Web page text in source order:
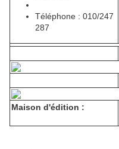
Téléphone : 010/247
287
Maison d'édition :